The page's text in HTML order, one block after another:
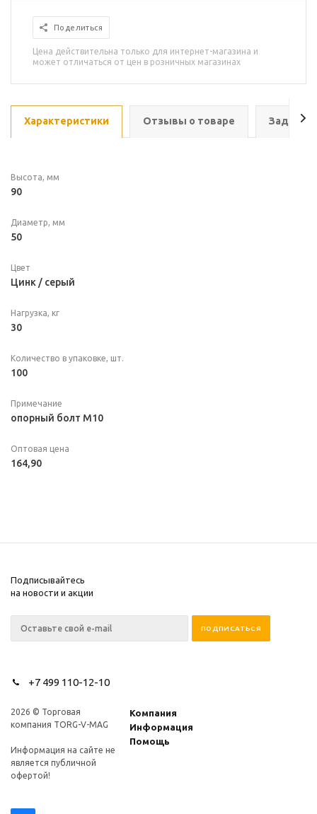
Поделиться
Цена действительна только для интернет-магазина и
может отличаться от цен в розничных магазинах
Характеристики Отзывы о товаре Задать
Высота, мм
90
Диаметр, мм
50
Цвет
Цинк / серый
Нагрузка, кг
30
Количество в упаковке, шт.
100
Примечание
опорный болт М10
Оптовая цена
164,90
Подписывайтесь
на новости и акции
+7 499 110-12-10
2026 © Торговая
компания TORG-V-MAG
Информация на сайте не
является публичной
офертой!
Компания
Информация
Помощь